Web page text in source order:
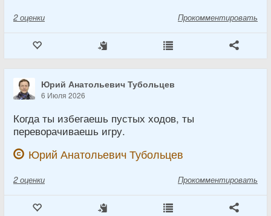
2 оценки Прокомментировать
Юрий Анатольевич Тубольцев
6 Июля 2026
Когда ты избегаешь пустых ходов, ты
переворачиваешь игру.
Юрий Анатольевич Тубольцев
2 оценки Прокомментировать